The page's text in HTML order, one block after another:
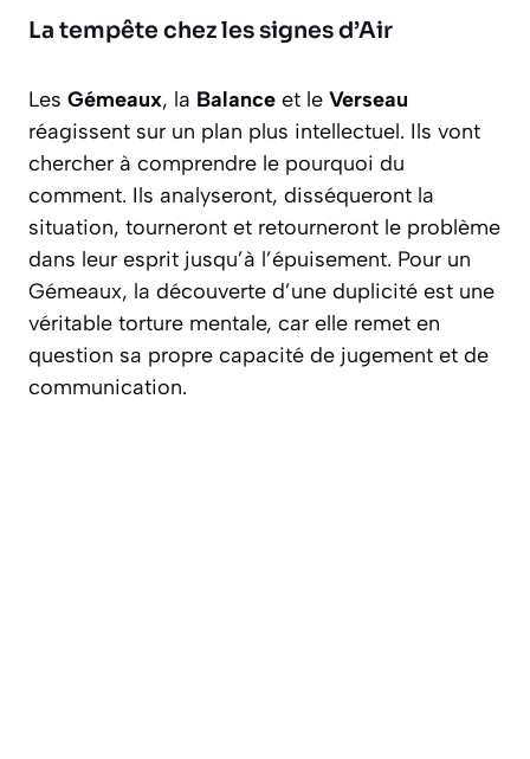
La tempête chez les signes d’Air
Les Gémeaux, la Balance et le Verseau
réagissent sur un plan plus intellectuel. Ils vont
chercher à comprendre le pourquoi du
comment. Ils analyseront, disséqueront la
situation, tourneront et retourneront le problème
dans leur esprit jusqu’à l’épuisement. Pour un
Gémeaux, la découverte d’une duplicité est une
véritable torture mentale, car elle remet en
question sa propre capacité de jugement et de
communication.